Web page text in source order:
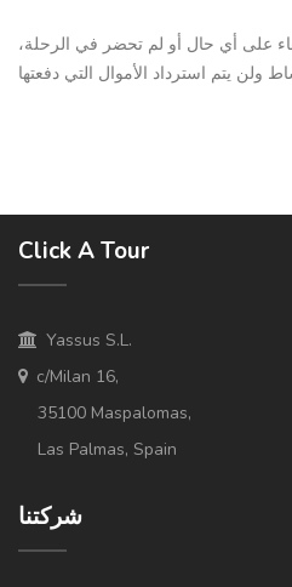
على أي حال أو لم تحضر في الرحلة،
Click A Tour
Yassus S.L.
c/Milan 16,
35100 Maspalomas,
Las Palmas, Spain
شركتنا